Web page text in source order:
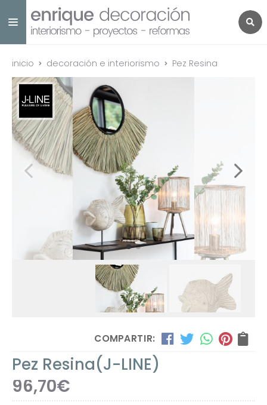
inicio decoración e interiorismo Pez Resina
COMPARTIR:
Pez Resina(J-LINE)
96,70€